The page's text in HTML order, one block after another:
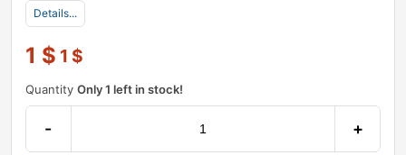
Details...
1 $ 1 $
Quantity Only 1 left in stock!
- +